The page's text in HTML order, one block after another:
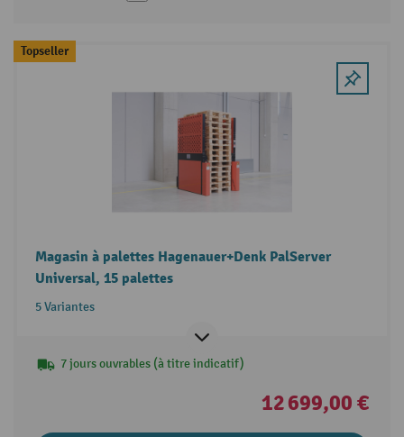
Topseller
Magasin à palettes Hagenauer+Denk PalServer
Universal, 15 palettes
5 Variantes
7 jours ouvrables (à titre indicatif)
12 699,00 €